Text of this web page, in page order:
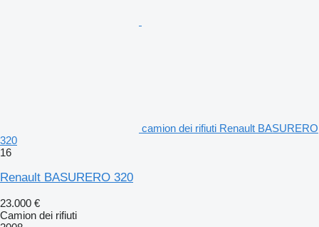
camion dei rifiuti Renault BASURERO
320
16
Renault BASURERO 320
23.000 €
Camion dei rifiuti